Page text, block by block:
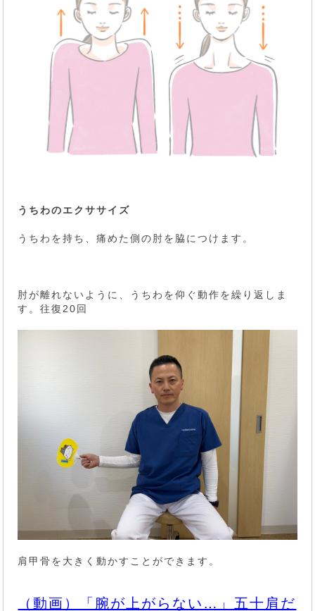
うちわのエクササイズ
うちわを持ち、痛めた側の肘を脇につけます。
肘が離れないように、うちわを仰ぐ動作を繰り返しま
す。往復20回
肩甲骨を大きく動かすことができます。
（動画）「腕が上がらない…」五十肩だ